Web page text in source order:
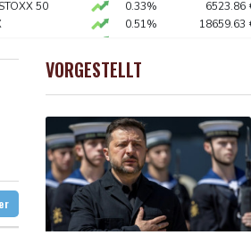
Westfalen
Berufung an
50
0.33% 6523.86
0.51% 18659.63
2.31%
0.32%
VORGESTELLT